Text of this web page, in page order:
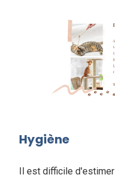
Hygiène
Il est difficile